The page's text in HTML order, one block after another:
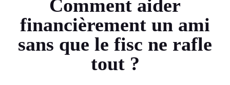
Comment aider
financièrement un ami
sans que le fisc ne rafle
tout ?